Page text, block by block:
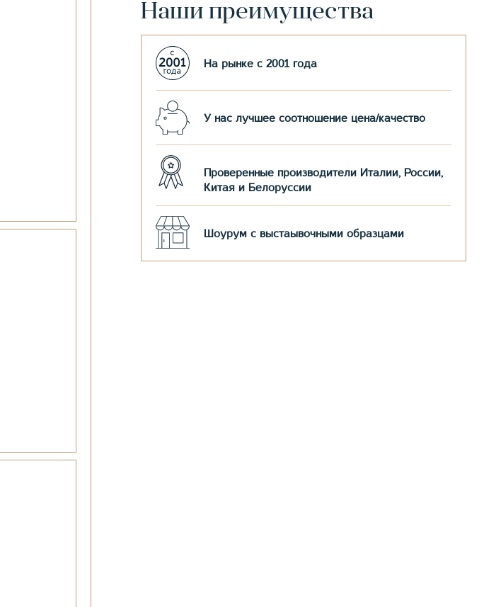
Наши преимущества
На рынке с 2001 года
У нас лучшее соотношение цена/качество
Проверенные производители Италии, России,
Китая и Белоруссии
Шоурум с выстаывочными образцами